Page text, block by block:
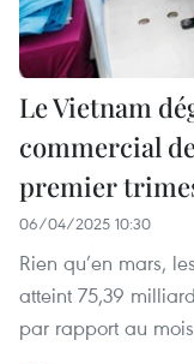
Le Vietnam
commercial
premier
06/04/2025 10:30
Rien qu’en mars,
atteint 75,39
par rapport au